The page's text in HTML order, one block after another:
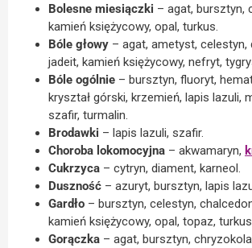
Bolesne miesiączki – agat, bursztyn,
kamień księżycowy, opal, turkus.
Bóle głowy – agat, ametyst, celestyn,
jadeit, kamień księżycowy, nefryt,
Bóle ogólnie – bursztyn, fluoryt,
kryształ górski, krzemień, lapis lazuli,
szafir, turmalin.
Brodawki – lapis lazuli, szafir.
Choroba lokomocyjna – akwamaryn,
Cukrzyca – cytryn, diament, karneol.
Duszność – azuryt, bursztyn, lapis
Gardło – bursztyn, celestyn,
kamień księżycowy, opal, topaz,
Gorączka – agat, bursztyn,